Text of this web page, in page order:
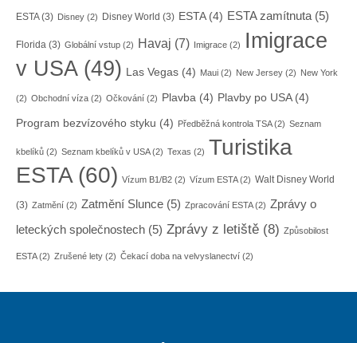
ESTA(3) Disney (2) Disney World (3) ESTA(4) ESTA zamítnuta (5)
Florida (3) Globální vstup (2) Havaj (7) Imigrace (2)
Imigrace
v USA(49) Las Vegas (4) Maui (2) New Jersey (2) New York
(2) Obchodní víza (2) Očkování (2) Plavba (4) Plavby po USA(4)
Program bezvízového styku (4) Předběžná kontrola TSA(2) Seznam
kbelíků (2) Seznam kbelíků v USA(2) Texas (2) Turistika
ESTA(60) Vízum B1/B2 (2) Vízum ESTA(2) Walt Disney World
(3) Zatmění (2) Zatmění Slunce (5) Zpracování ESTA(2) Zprávy o
leteckých společnostech (5) Zprávy z letiště (8) Způsobilost
ESTA(2) Zrušené lety (2) Čekací doba na velvyslanectví (2)